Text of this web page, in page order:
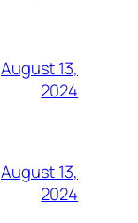
August 13,
2024
August 13,
2024